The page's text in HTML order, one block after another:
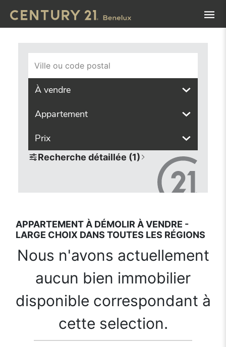
Ville ou code postal
À vendre
Appartement
Prix
Recherche détaillée (1)
APPARTEMENT À DÉMOLIR À VENDRE -
LARGE CHOIX DANS TOUTES LES RÉGIONS
Nous n'avons actuellement
aucun bien immobilier
disponible correspondant à
cette selection.